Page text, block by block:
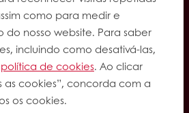
como para medir e
do nosso website. Para saber
incluindo como desativá-las,
política de cookies. Ao clicar
as cookies”, concorda com a
os cookies.